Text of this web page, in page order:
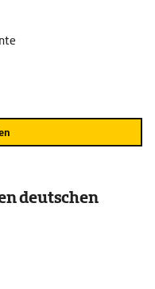
deutschen